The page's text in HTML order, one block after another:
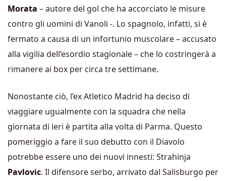
Morata – autore del gol che ha accorciato le misure
contro gli uomini di Vanoli -. Lo spagnolo, infatti, si è
fermato a causa di un infortunio muscolare – accusato
alla vigilia dell’esordio stagionale – che lo costringerà a
rimanere ai box per circa tre settimane.
Nonostante ciò, l’ex Atletico Madrid ha deciso di
viaggiare ugualmente con la squadra che nella
giornata di ieri è partita alla volta di Parma. Questo
pomeriggio a fare il suo debutto con il Diavolo
potrebbe essere uno dei nuovi innesti: Strahinja
Pavlovic. Il difensore serbo, arrivato dal Salisburgo per